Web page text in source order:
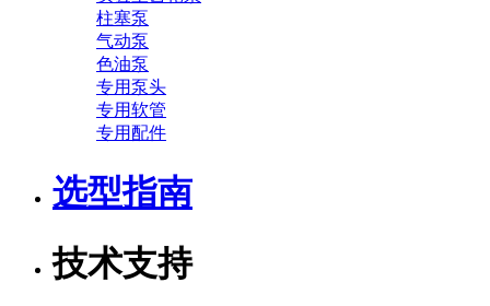
柱塞泵
气动泵
色油泵
专用泵头
专用软管
专用配件
选型指南
技术支持